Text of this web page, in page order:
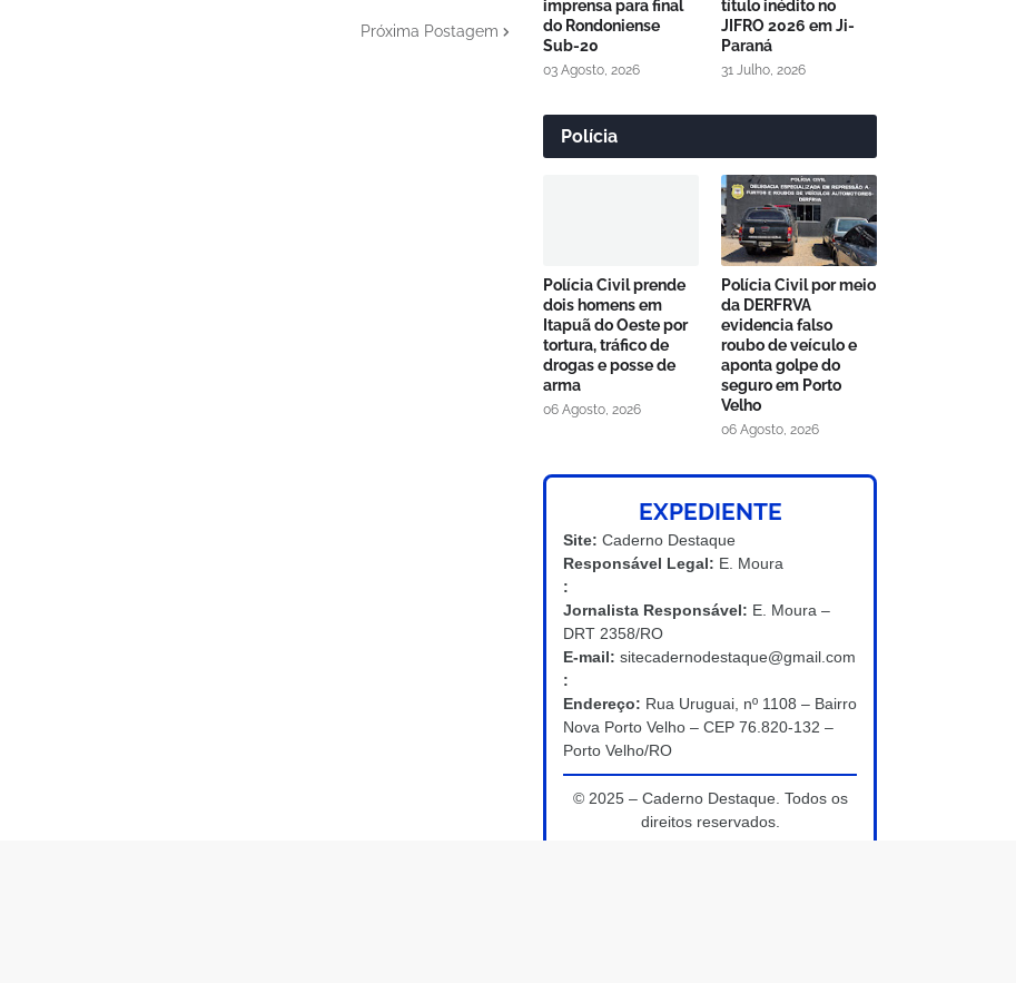
Próxima Postagem
imprensa para final
do Rondoniense
Sub-20
03 Agosto, 2026
título inédito no
JIFRO 2026 em Ji-
Paraná
31 Julho, 2026
Polícia
Polícia Civil prende
dois homens em
Itapuã do Oeste por
tortura, tráfico de
drogas e posse de
arma
06 Agosto, 2026
Polícia Civil por meio
da DERFRVA
evidencia falso
roubo de veículo e
aponta golpe do
seguro em Porto
Velho
06 Agosto, 2026
EXPEDIENTE
Site: Caderno Destaque
Responsável Legal: E. Moura
:
Jornalista Responsável: E. Moura –
DRT 2358/RO
E-mail: sitecadernodestaque@gmail.com
:
Endereço: Rua Uruguai, nº 1108 – Bairro
Nova Porto Velho – CEP 76.820-132 –
Porto Velho/RO
© 2025 – Caderno Destaque. Todos os
direitos reservados.